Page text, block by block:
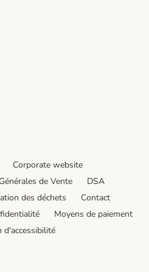
Corporate website
de Vente
DSA
des déchets
Contact
Moyens de paiement
d'accessibilité